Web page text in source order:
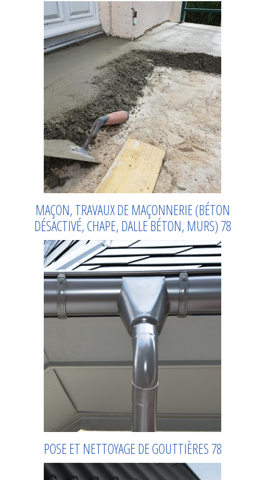
MAÇON, TRAVAUX DE MAÇONNERIE (BÉTON
DÉSACTIVÉ, CHAPE, DALLE BÉTON, MURS) 78
POSE ET NETTOYAGE DE GOUTTIÈRES 78